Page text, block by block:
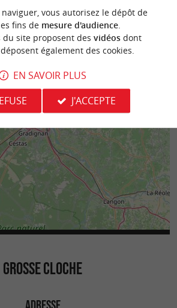
GROSSE CLOCHE
ADRESSE
vous autorisez le dépôt de
fins de mesure d'audience.
du site proposent des vidéosdont
également des cookies.
EN SAVOIR PLUS
J'ACCEPTE